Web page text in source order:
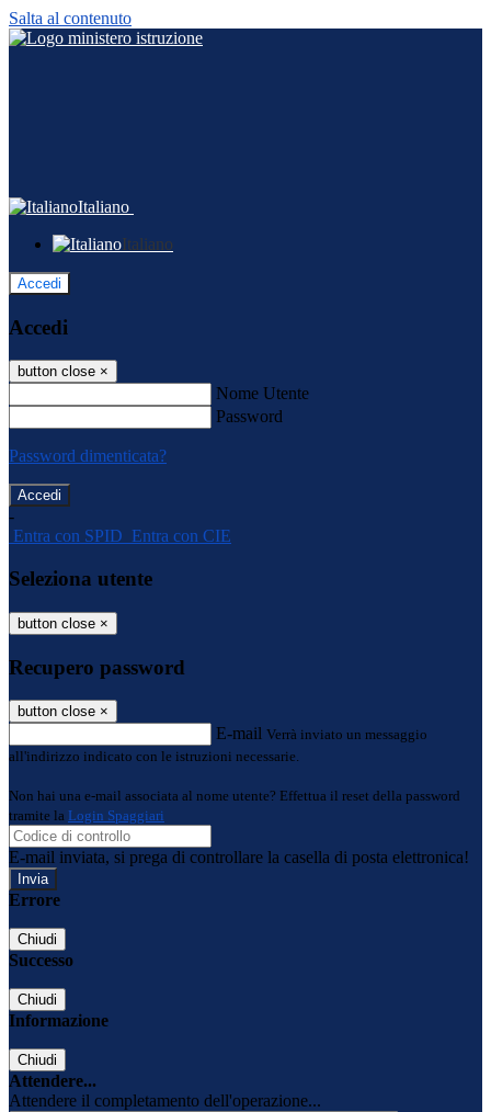
Salta al contenuto
Italiano
Italiano
Accedi
Accedi
button close ×
Nome Utente
Password
Password dimenticata?
-
Entra con SPID Entra con CIE
Seleziona utente
button close ×
Recupero password
button close ×
E-mail Verrà inviato un messaggio
all'indirizzo indicato con le istruzioni necessarie.
Non hai una e-mail associata al nome utente? Effettua il reset della password
tramite la Login Spaggiari
E-mail inviata, si prega di controllare la casella di posta elettronica!
Errore
Chiudi
Successo
Chiudi
Informazione
Chiudi
Attendere...
Attendere il completamento dell'operazione...